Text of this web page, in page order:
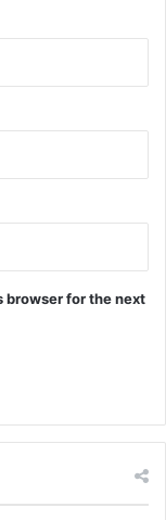
browser for the next